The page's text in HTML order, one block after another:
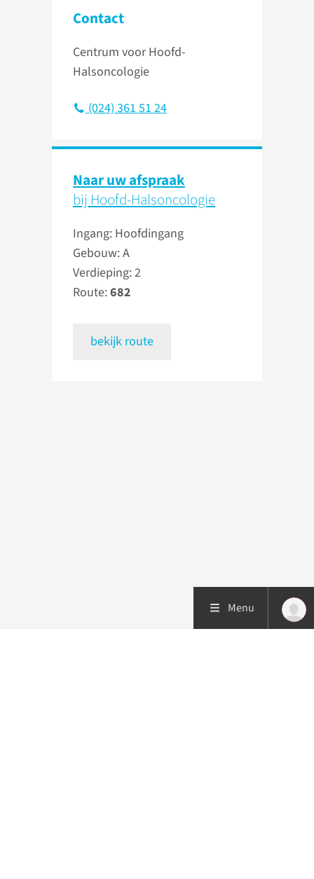
Contact
Centrum voor Hoofd-
Halsoncologie
(024) 361 51 24
Naar uw afspraak
bij Hoofd-Halsoncologie
Ingang: Hoofdingang
Gebouw: A
Verdieping: 2
Route:682
bekijk route
Menu